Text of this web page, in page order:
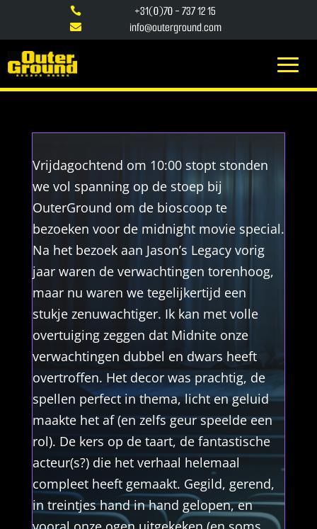
 +31(0)70 - 737 12 15
 info@outerground.com
Vrijdagochtend om 10:00 stopt stonden
we vol spanning op de stoep bij
OuterGround om de bioscoop te
bezoeken voor de midnight movie special.
Na het bezoek aan Jason’s Legacy vorig
jaar waren de verwachtingen torenhoog,
maar nu waren we tegelijkertijd een
stukje zenuwachtiger. Ik kan met volle
overtuiging zeggen dat Midnite onze
verwachtingen dubbel en dwars heeft
overtroffen. Het decor was prachtig, de
spellen perfect in thema, licht en geluid
maakte het af (en zelfs geur speelde een
rol). De kers op de taart, de fantastische
acteur(s?) die het verhaal helemaal
compleet heeft gemaakt. Gegild, gerend,
in treintjes hand in hand gelopen, en